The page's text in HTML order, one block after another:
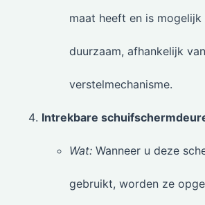
maat heeft en is mogelijk
duurzaam, afhankelijk
verstelmechanisme.
Intrekbare
Wat: Wanneer u deze
gebruikt, worden ze